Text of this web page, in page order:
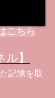
こちら
】
記憶を取